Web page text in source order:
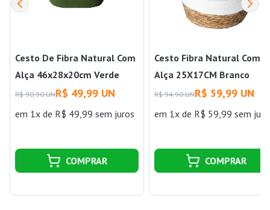
Cesto De Fibra Natural Com
Alça 46x28x20cm Verde
R$ 90,90 UNR$ 49,99 UN
em 1x de R$ 49,99 sem juros
COMPRAR
Cesto Fibra Natural Com
Alça 25X17CM Branco
Paramount
R$ 94,90 UNR$ 59,99 UN
em 1x de R$ 59,99 sem
COMPRAR